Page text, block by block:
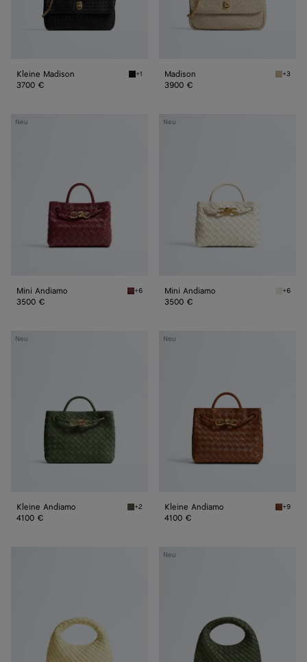
Kleine Madison Black Kleine Madison
+1
3700 €
Madison Ecru
+3
3900 €
Neu
Mini
Mini Andiamo Lava red Mini Andiamo
+6
3500 €
Neu
Mini
Mini Andiamo Sea
+6
3500 €
Neu
Kleine
Kleine Andiamo Green tweed Kleine Andiamo
+2
4100 €
Neu
Kleine
Kleine Andiamo Tannin
+9
4100 €
Neu
Baby